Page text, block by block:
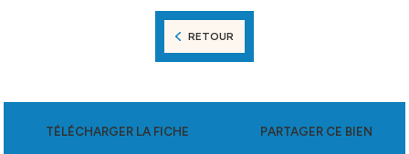
RETOUR
TÉLÉCHARGER LA FICHE PARTAGER CE BIEN